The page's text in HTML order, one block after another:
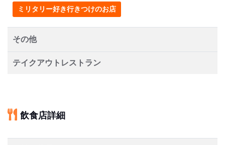
ミリタリー好き行きつけのお店
その他
テイクアウトレストラン
飲食店詳細